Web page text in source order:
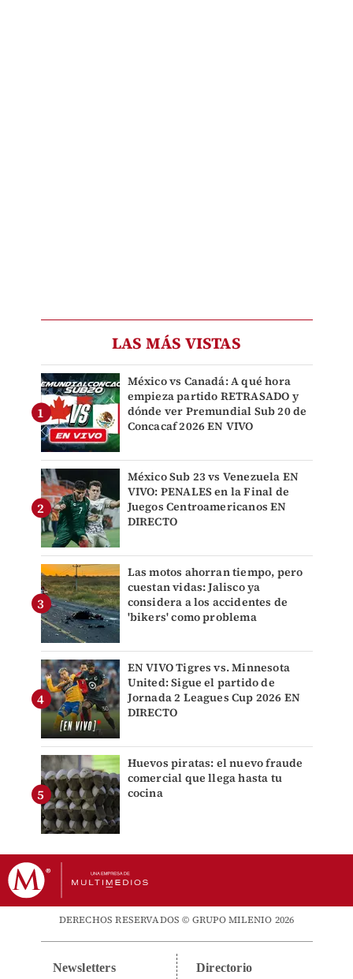
LAS MÁS VISTAS
México vs Canadá: A qué hora
empieza partido RETRASADO y
dónde ver Premundial Sub 20 de
Concacaf 2026 EN VIVO
México Sub 23 vs Venezuela EN
VIVO: PENALES en la Final de
Juegos Centroamericanos EN
DIRECTO
Las motos ahorran tiempo, pero
cuestan vidas: Jalisco ya
considera a los accidentes de
'bikers' como problema
EN VIVO Tigres vs. Minnesota
United: Sigue el partido de
Jornada 2 Leagues Cup 2026 EN
DIRECTO
Huevos piratas: el nuevo fraude
comercial que llega hasta tu
cocina
DERECHOS RESERVADOS © GRUPO MILENIO 2026
Newsletters Directorio